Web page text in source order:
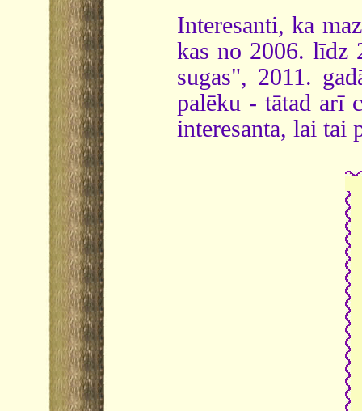
Interesanti, ka
kas no 2006. līdz
sugas", 2011.
palēku - tātad arī
interesanta, lai tai